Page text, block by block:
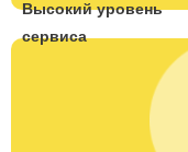
Высокий уровень
сервиса